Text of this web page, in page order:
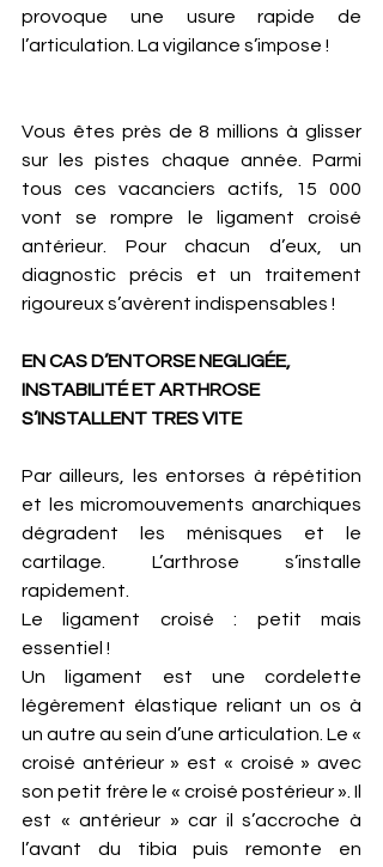
provoque une usure rapide de
l’articulation. La vigilance s’impose !
Vous êtes près de 8 millions à glisser
sur les pistes chaque année. Parmi
tous ces vacanciers actifs, 15 000
vont se rompre le ligament croisé
antérieur. Pour chacun d’eux, un
diagnostic précis et un traitement
rigoureux s’avèrent indispensables !
EN CAS D’ENTORSE NEGLIGÉE,
INSTABILITÉ ET ARTHROSE
S’INSTALLENT TRES VITE
Par ailleurs, les entorses à répétition
et les micromouvements anarchiques
dégradent les ménisques et le
cartilage. L’arthrose s’installe
rapidement.
Le ligament croisé : petit mais
essentiel !
Un ligament est une cordelette
légèrement élastique reliant un os à
un autre au sein d’une articulation. Le «
croisé antérieur » est « croisé » avec
son petit frère le « croisé postérieur ». Il
est « antérieur » car il s’accroche à
l’avant du tibia puis remonte en